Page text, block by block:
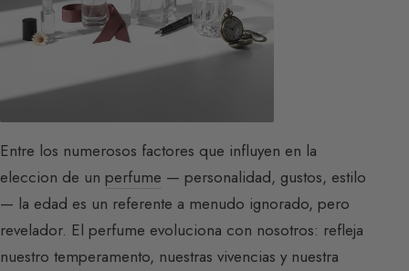
Entre los numerosos factores que influyen en la
eleccion de un perfume — personalidad, gustos, estilo
— la edad es un referente a menudo ignorado, pero
revelador. El perfume evoluciona con nosotros: refleja
nuestro temperamento, nuestras vivencias y nuestra